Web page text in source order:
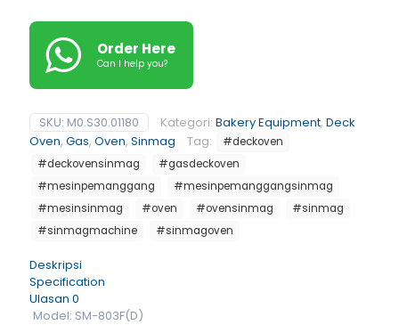
Order Here
Can I help you?
SKU: M0.S30.01180 Kategori: Bakery Equipment, Deck
Oven, Gas, Oven, Sinmag Tag:
#deckoven
#deckovensinmag
#gasdeckoven
#mesinpemanggang
#mesinpemanggangsinmag
#mesinsinmag
#oven #ovensinmag
#sinmag
#sinmagmachine
#sinmagoven
Deskripsi
Specification
Ulasan 0
Model: SM-803F(D)